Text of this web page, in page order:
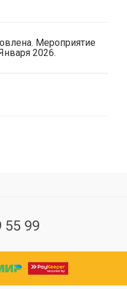
Мероприятие
2026.
55 99